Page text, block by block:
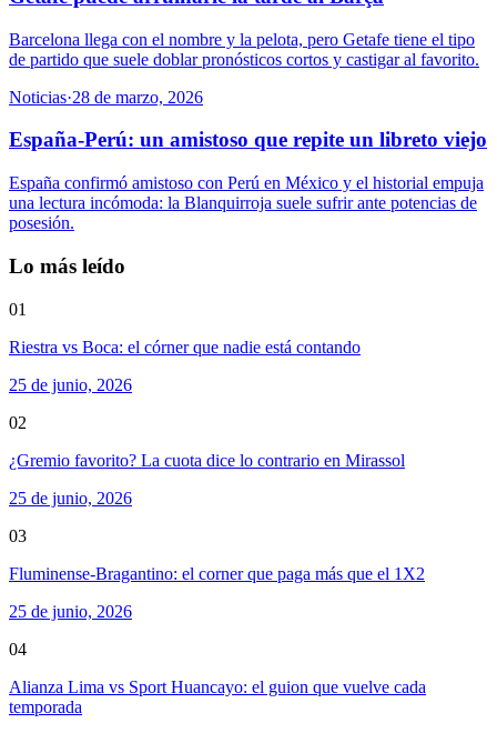
Barcelona llega con el nombre y la pelota, pero Getafe tiene el tipo
de partido que suele doblar pronósticos cortos y castigar al favorito.
Noticias·28 de marzo, 2026
España-Perú: un amistoso que repite un libreto viejo
España confirmó amistoso con Perú en México y el historial empuja
una lectura incómoda: la Blanquirroja suele sufrir ante potencias de
posesión.
Lo más leído
01
Riestra vs Boca: el córner que nadie está contando
25 de junio, 2026
02
¿Gremio favorito? La cuota dice lo contrario en Mirassol
25 de junio, 2026
03
Fluminense-Bragantino: el corner que paga más que el 1X2
25 de junio, 2026
04
Alianza Lima vs Sport Huancayo: el guion que vuelve cada
temporada